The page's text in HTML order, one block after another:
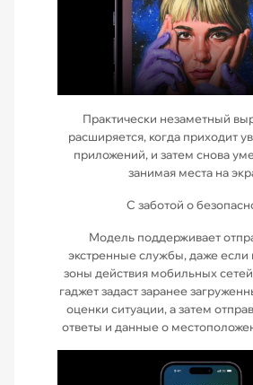
Практически незаметный
расширяется, когда приходит
приложений, и затем снова
занимая места на
С заботой о
Модель поддерживает
экстренные службы, даже если
зоны действия мобильных
гаджет задаст заранее
оценки ситуации, а затем
ответы и данные о